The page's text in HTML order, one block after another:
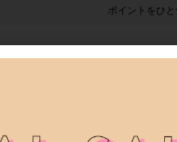
ポイントをひ